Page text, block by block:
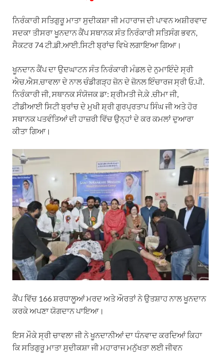
ਨਿਰੰਕਾਰੀ ਸਤਿਗੁਰੂ ਮਾਤਾ ਸੁਦੀਕਸ਼ਾ ਜੀ ਮਹਾਰਾਜ ਦੀ ਪਾਵਨ ਅਸ਼ੀਰਵਾਦ
ਸਦਕਾ ਤੀਸਰਾ ਖੂਨਦਾਨ ਕੈਂਪ ਸਥਾਨਕ ਸੰਤ ਨਿਰੰਕਾਰੀ ਸਤਿਸੰਗ ਭਵਨ,
ਸੈਕਟਰ 74 ਟੀ.ਡੀ.ਆਈ.ਸਿਟੀ ਬ੍ਰਾਂਚ ਵਿਖੇ ਲਗਾਇਆ ਗਿਆ।
ਖੂਨਦਾਨ ਕੈਂਪ ਦਾ ਉਦਘਾਟਨ ਸੰਤ ਨਿਰੰਕਾਰੀ ਮੰਡਲ ਦੇ ਨੁਮਾਇੰਦੇ ਸ੍ਰੀ
ਐਚ.ਐਸ.ਚਾਵਲਾ ਦੇ ਨਾਲ ਚੰਡੀਗੜ੍ਹ ਜ਼ੋਨ ਦੇ ਜ਼ੋਨਲ ਇੰਚਾਰਜ ਸ੍ਰੀ ਓ.ਪੀ.
ਨਿਰੰਕਾਰੀ ਜੀ, ਸਥਾਨਕ ਸੰਯੋਜਕ ਡਾ: ਸ਼੍ਰੀਮਤੀ ਜੇ.ਕੇ .ਚੀਮਾ ਜੀ,
ਟੀਡੀਆਈ ਸਿਟੀ ਬ੍ਰਾਂਚ ਦੇ ਮੁਖੀ ਸ਼੍ਰੀ ਗੁਰਪ੍ਰਤਾਪ ਸਿੰਘ ਜੀ ਅਤੇ ਹੋਰ
ਸਥਾਨਕ ਪਤਵੰਤਿਆਂ ਦੀ ਹਾਜ਼ਰੀ ਵਿੱਚ ਉਨ੍ਹਾਂ ਦੇ ਕਰ ਕਮਲਾਂ ਦੁਆਰਾ
ਕੀਤਾ ਗਿਆ।
ਕੈਂਪ ਵਿੱਚ 166 ਸ਼ਰਧਾਲੂਆਂ ਮਰਦ ਅਤੇ ਔਰਤਾਂ ਨੇ ਉਤਸ਼ਾਹ ਨਾਲ ਖੂਨਦਾਨ
ਕਰਕੇ ਅਪਣਾ ਯੋਗਦਾਨ ਪਾਇਆ।
ਇਸ ਮੌਕੇ ਸ੍ਰੀ ਚਾਵਲਾ ਜੀ ਨੇ ਖੂਨਦਾਨੀਆਂ ਦਾ ਧੰਨਵਾਦ ਕਰਦਿਆਂ ਕਿਹਾ
ਕਿ ਸਤਿਗੁਰੂ ਮਾਤਾ ਸੁਦੀਕਸ਼ਾ ਜੀ ਮਹਾਰਾਜ ਮਨੁੱਖਤਾ ਲਈ ਜੀਵਨ